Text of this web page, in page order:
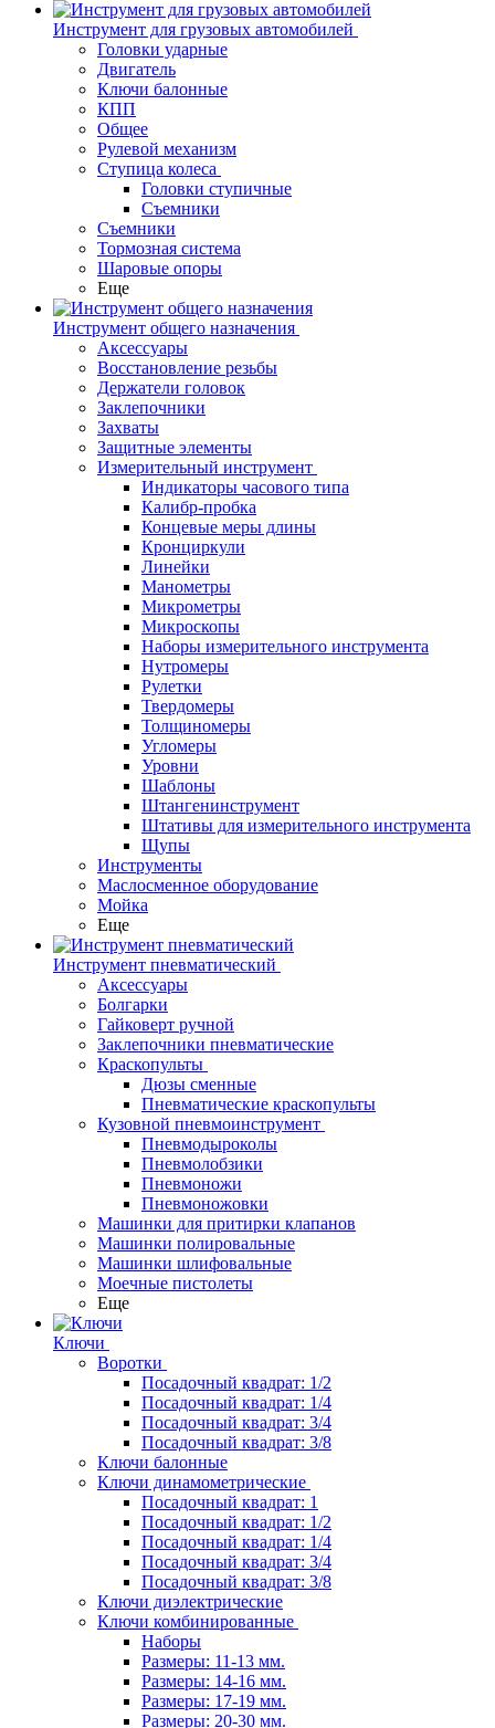
Инструмент для грузовых автомобилей
Головки ударные
Двигатель
Ключи балонные
КПП
Общее
Рулевой механизм
Ступица колеса
Головки ступичные
Съемники
Съемники
Тормозная система
Шаровые опоры
Еще
Инструмент общего назначения
Аксессуары
Восстановление резьбы
Держатели головок
Заклепочники
Захваты
Защитные элементы
Измерительный инструмент
Индикаторы часового типа
Калибр-пробка
Концевые меры длины
Кронциркули
Линейки
Манометры
Микрометры
Микроскопы
Наборы измерительного инструмента
Нутромеры
Рулетки
Твердомеры
Толщиномеры
Угломеры
Уровни
Шаблоны
Штангенинструмент
Штативы для измерительного инструмента
Щупы
Инструменты
Маслосменное оборудование
Мойка
Еще
Инструмент пневматический
Аксессуары
Болгарки
Гайковерт ручной
Заклепочники пневматические
Краскопульты
Дюзы сменные
Пневматические краскопульты
Кузовной пневмоинструмент
Пневмодыроколы
Пневмолобзики
Пневмоножи
Пневмоножовки
Машинки для притирки клапанов
Машинки полировальные
Машинки шлифовальные
Моечные пистолеты
Еще
Ключи
Воротки
Посадочный квадрат: 1/2
Посадочный квадрат: 1/4
Посадочный квадрат: 3/4
Посадочный квадрат: 3/8
Ключи балонные
Ключи динамометрические
Посадочный квадрат: 1
Посадочный квадрат: 1/2
Посадочный квадрат: 1/4
Посадочный квадрат: 3/4
Посадочный квадрат: 3/8
Ключи диэлектрические
Ключи комбинированные
Наборы
Размеры: 11-13 мм.
Размеры: 14-16 мм.
Размеры: 17-19 мм.
Размеры: 20-30 мм.